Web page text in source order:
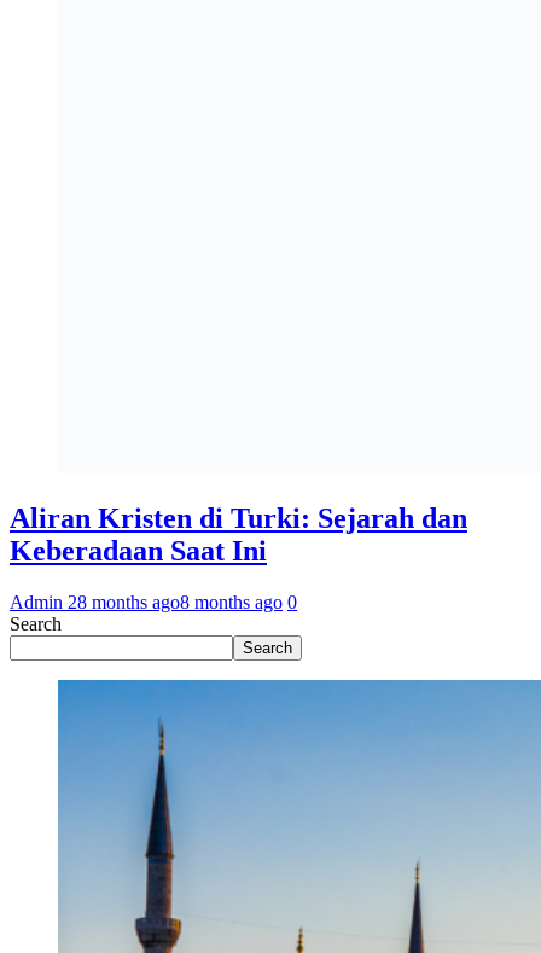
Aliran Kristen di Turki: Sejarah dan
Keberadaan Saat Ini
Admin 28 months ago8 months ago 0
Search
Search